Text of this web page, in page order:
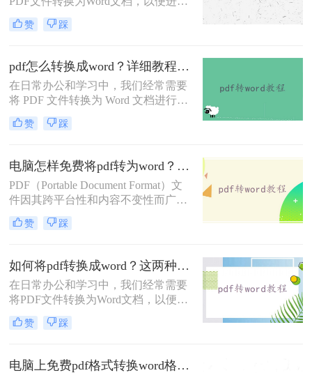
编辑和修改。那么文件pdf转word怎么
转呢？本文将介绍两种实用的PDF转
务。
赞 踩
pdf怎么转换成word？详细教程与工具推荐！
在日常办公和学习中，我们经常需要
将 PDF 文件转换为 Word 文档进行编
辑或修改。然而，PDF 格式的“只
读”特性使得直接编辑变得困难。那
介绍 PDF 转 Word 的常用方法，帮助
您高效完成转换。
赞 踩
电脑怎样免费将pdf转为word？推荐2种好用方法！
PDF（Portable Document Format）文
件因其跨平台性和内容不变性而广泛
应用于各种场合。然而，有时我们需
要对PDF文件进行编辑或修改，这时
要。那么电脑怎样免费将pdf转为word
呢？本文将介绍两种免费将PDF转为
Word的方法。
赞 踩
如何将pdf转换成word？这两种不同的转换方法了解下！
在日常办公和学习中，我们经常需要
将PDF文件转换为Word文档，以便进
行编辑和修改。那么如何将pdf转换成
word呢？为了帮助用户更轻松地完成
的PDF转Word方法。
赞 踩
电脑上免费pdf格式转换word格式？分享二种转换方式！